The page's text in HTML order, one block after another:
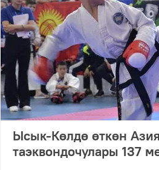
Ысык-Көлдө өткөн
таэквондочулары 137